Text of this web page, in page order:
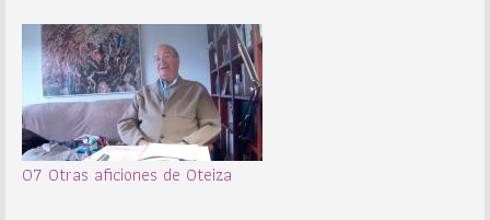
07 Otras aficiones de Oteiza